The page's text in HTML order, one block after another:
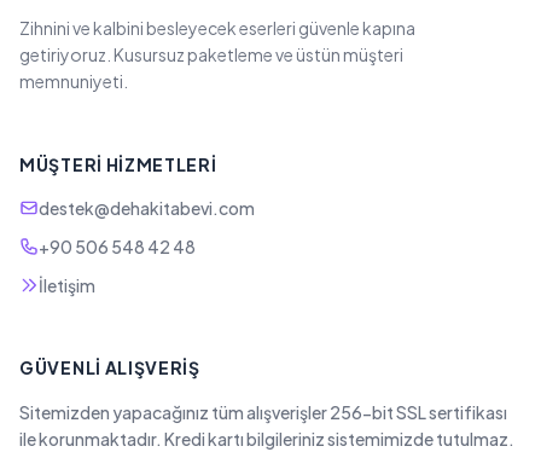
Zihnini ve kalbini besleyecek eserleri güvenle kapına
getiriyoruz. Kusursuz paketleme ve üstün müşteri
memnuniyeti.
MÜŞTERI HIZMETLERI
destek@dehakitabevi.com
+90 506 548 42 48
İletişim
GÜVENLI ALIŞVERIŞ
Sitemizden yapacağınız tüm alışverişler 256-bit SSL sertifikası
ile korunmaktadır. Kredi kartı bilgileriniz sistemimizde tutulmaz.